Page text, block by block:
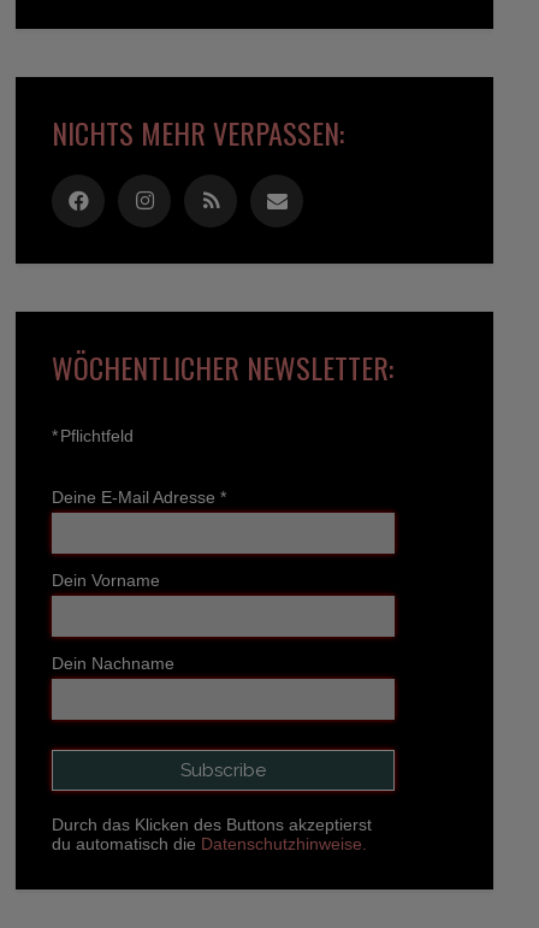
NICHTS MEHR VERPASSEN:
WÖCHENTLICHER NEWSLETTER:
*Pflichtfeld
Deine E-Mail Adresse *
Dein Vorname
Dein Nachname
Durch das Klicken des Buttons akzeptierst
du automatisch die Datenschutzhinweise.